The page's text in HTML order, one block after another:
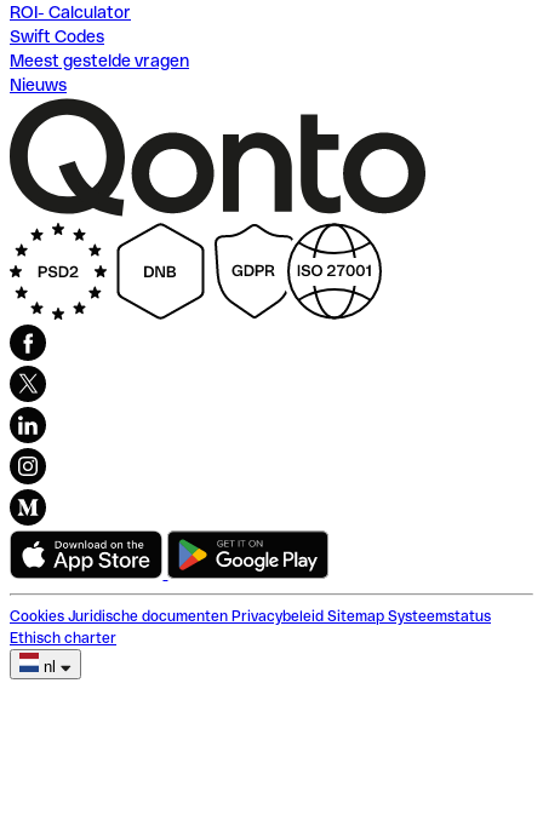
ROI- Calculator
Swift Codes
Meest gestelde vragen
Nieuws
Cookies Juridische documenten Privacybeleid Sitemap Systeemstatus
Ethisch charter
nl